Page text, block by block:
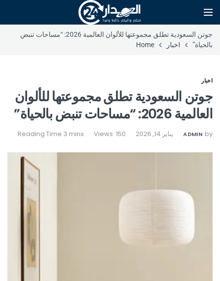
جوتن السعودية تطلق مجموعتها للألوان العالمية 2026: “مساحات تنبض
بالحياة”
اخبار Home
اخبار
جوتن السعودية تطلق مجموعتها للألوان
العالمية 2026: “مساحات تنبض بالحياة”
by
ADMIN يناير 14, 2026 Views: 150